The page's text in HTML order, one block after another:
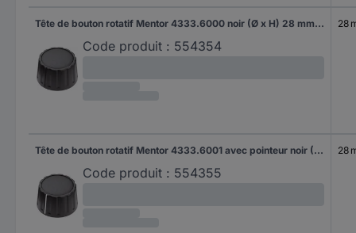
Tête de bouton rotatif Mentor 4333.6000 noir (Ø x H) 28 mm x 17 mm 1 pc(s)
Code produit : 554354
28
Tête de bouton rotatif Mentor 4333.6001 avec pointeur noir (Ø x H) 28 mm x 17 mm 1 pc(s)
Code produit : 554355
28